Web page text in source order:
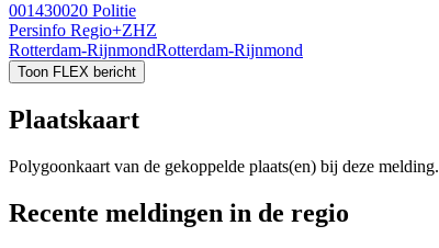
001430020 Politie
Persinfo Regio+ZHZ
Rotterdam-RijnmondRotterdam-Rijnmond
Toon FLEX bericht
Plaatskaart
Polygoonkaart van de gekoppelde plaats(en) bij deze melding.
Recente meldingen in de regio